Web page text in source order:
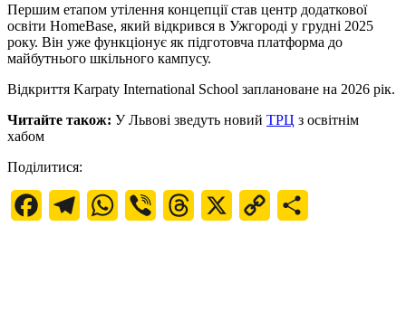
Першим етапом утілення концепції став центр додаткової
освіти HomeBase, який відкрився в Ужгороді у грудні 2025
року. Він уже функціонує як підготовча платформа до
майбутнього шкільного кампусу.
Відкриття Karpaty International School заплановане на 2026 рік.
Читайте також: У Львові зведуть новий ТРЦ з освітнім
хабом
Поділитися:
FacebookTelegramWhatsApp
Viber Threads
Copy